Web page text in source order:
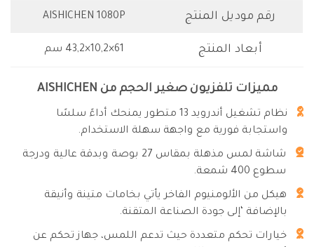
رقم موديل المنتج AISHICHEN 1080P
أبعاد المنتج 61×10,2×43,2 سم
مميزات تلفزيون صغير الحجم من AISHICHEN
نظام تشغيل أندرويد 13 متطور يمنحك أداءً سلسًا
واستجابة فورية مع واجهة سهلة الاستخدام.
شاشة لمس مذهلة بمقاس 27 بوصة وبدقة عالية ودرجة
سطوع 400 شمعة.
هيكل من الألومنيوم الفاخر يأتي بخامات متينة وأنيقة
بالإضافة ‘إلى جودة الصناعة المتقنة.
خيارات تحكم متعددة حيث تدعم اللمس، جهاز تحكم عن